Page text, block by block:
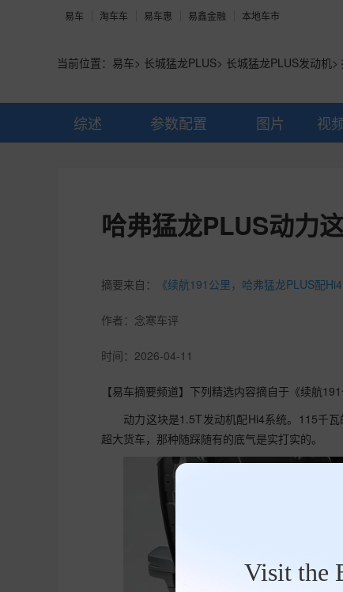
易车 淘车车 易车惠 易鑫金融 本地车市
Visit the
当前位置： 易车> 长城猛龙PLUS> 长城猛龙PLUS发动机>
综述 参数配置 图片 视
哈弗猛龙PLUS动力
摘要来自： 《续航191公里，哈弗猛龙PLUS配
作者： 念寒车评
时间： 2026-04-11
【易车摘要频道】下列精选内容摘自于《续航
动力这块是1.5T发动机配Hi4系统。115千
超大货车，那种随踩随有的底气是实打实的。